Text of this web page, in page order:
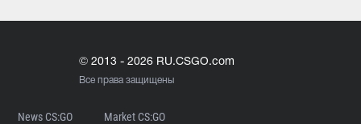
© 2013 - 2026 RU.CSGO.com
Все права защищены
News CS:GO Market CS:GO